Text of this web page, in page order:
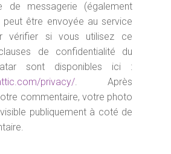
de messagerie (également
peut être envoyée au service
vérifier si vous utilisez ce
de confidentialité du
sont disponibles ici :
privacy/. Après
commentaire, votre photo
publiquement à coté de